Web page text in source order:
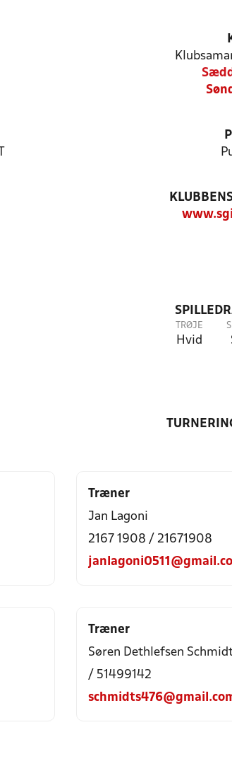
TRØJE
Hvid
Træner
Jan Lagoni
2167 1908 / 21671908
Træner
Søren Dethlefsen
/ 51499142